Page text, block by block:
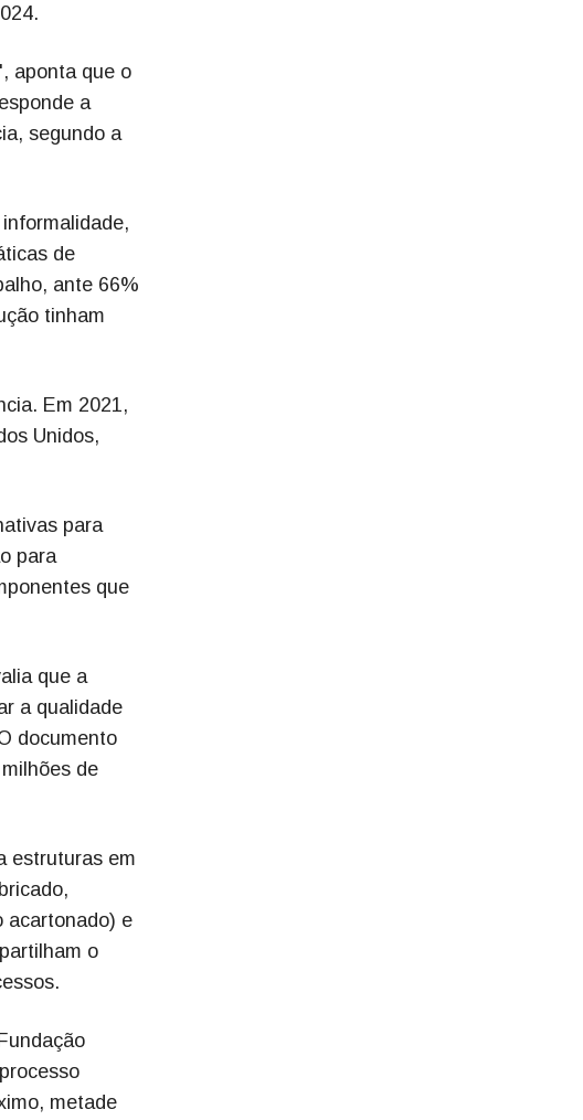
aponta que o
a
segundo a
de
ante 66%
tinham
Em 2021,
Unidos,
para
para
que
que a
a qualidade
documento
de
estruturas em
acartonado) e
o
metade